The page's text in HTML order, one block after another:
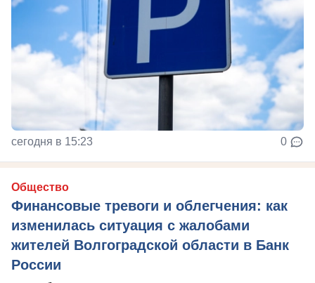
сегодня в 15:23 0
Общество
Финансовые тревоги и облегчения: как
изменилась ситуация с жалобами
жителей Волгоградской области в Банк
России